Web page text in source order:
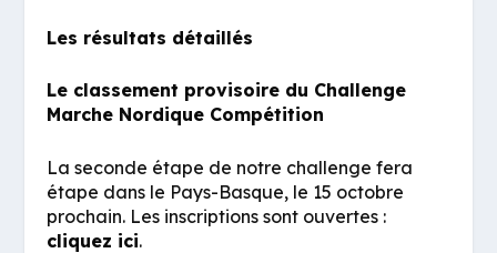
Les résultats détaillés
Le classement provisoire du Challenge
Marche Nordique Compétition
La seconde étape de notre challenge fera
étape dans le Pays-Basque, le 15 octobre
prochain. Les inscriptions sont ouvertes :
cliquez ici.